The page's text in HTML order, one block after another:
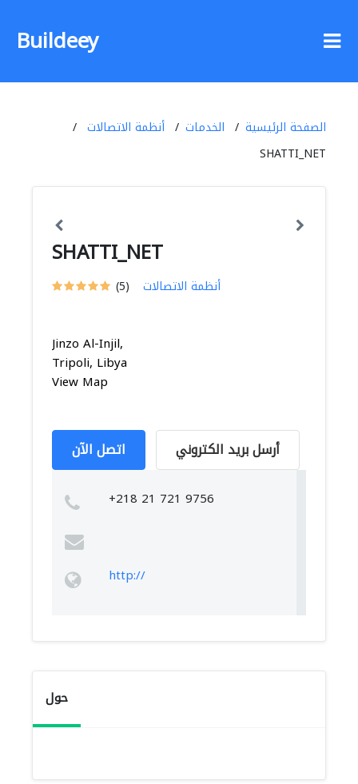
Buildeey
الصفحة الرئيسية الخدمات
أنظمة الاتصالات
SHATTI_NET
SHATTI_NET
(5) أنظمة الاتصالات
Jinzo Al-Injil,
Tripoli, Libya
View Map
اتصل الآن أرسل بريد الكتروني
+218 21 721 9756
http://
حول